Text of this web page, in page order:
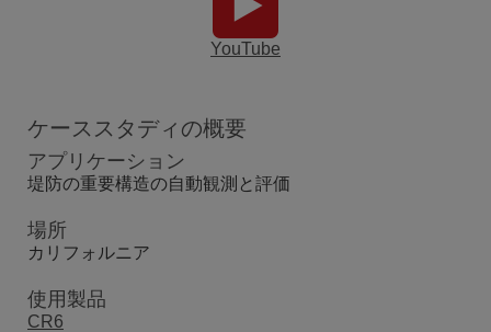
YouTube
ケーススタディの概要
アプリケーション
堤防の重要構造の自動観測と評価
場所
カリフォルニア
使用製品
CR6